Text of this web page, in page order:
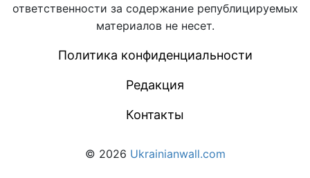
ответственности за содержание републицируемых
материалов не несет.
Политика конфиденциальности
Редакция
Контакты
© 2026 Ukrainianwall.com